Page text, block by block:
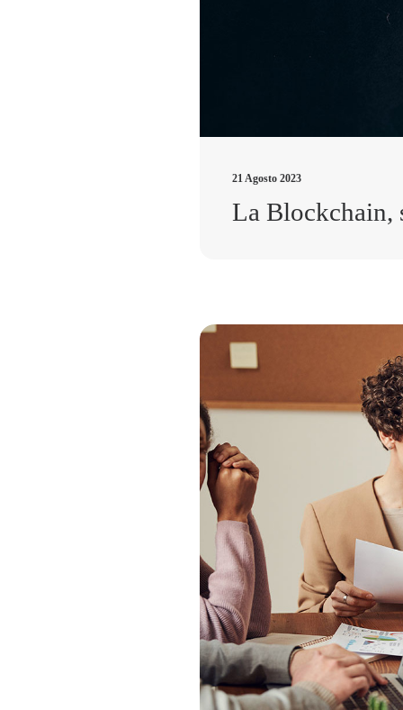
21 Agosto 2023
La Blockchain,